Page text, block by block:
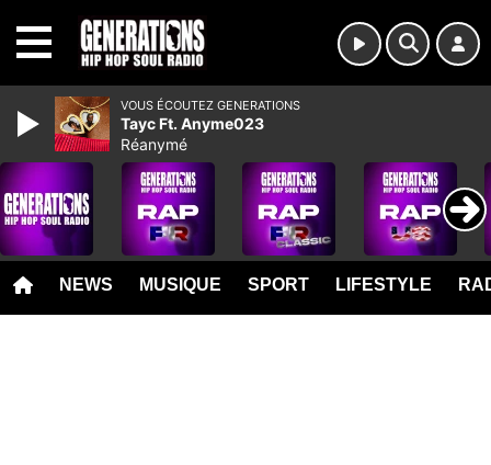
NEWS MUSIQUE SPORT LIFESTYLE
VOUS ÉCOUTEZ GENERATIONS
Tayc Ft. Anyme023
Réanymé